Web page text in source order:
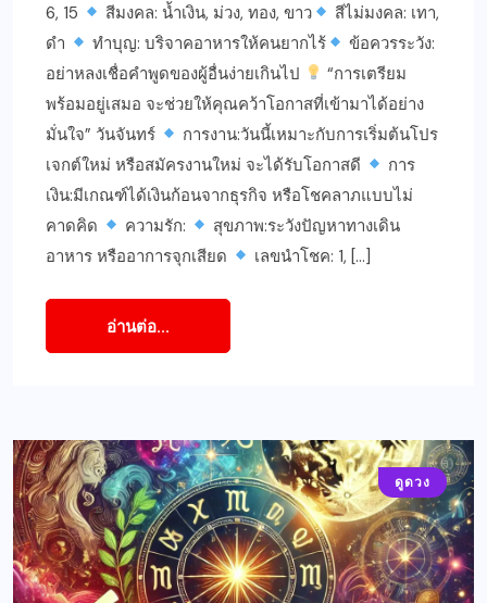
6, 15
สีมงคล: น้ำเงิน, ม่วง, ทอง, ขาว
สีไม่มงคล: เทา,
ดำ
ทำบุญ: บริจาคอาหารให้คนยากไร้
ข้อควรระวัง:
อย่าหลงเชื่อคำพูดของผู้อื่นง่ายเกินไป
“การเตรียม
พร้อมอยู่เสมอ จะช่วยให้คุณคว้าโอกาสที่เข้ามาได้อย่าง
มั่นใจ” วันจันทร์
การงาน:วันนี้เหมาะกับการเริ่มต้นโปร
เจกต์ใหม่ หรือสมัครงานใหม่ จะได้รับโอกาสดี
การ
เงิน:มีเกณฑ์ได้เงินก้อนจากธุรกิจ หรือโชคลาภแบบไม่
คาดคิด
ความรัก:
สุขภาพ:ระวังปัญหาทางเดิน
อาหาร หรืออาการจุกเสียด
เลขนำโชค: 1, […]
อ่านต่อ...
ดูดวง